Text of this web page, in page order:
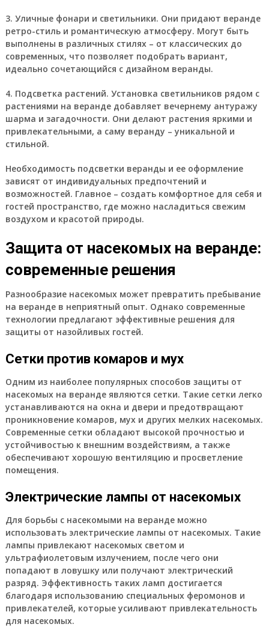
3. Уличные фонари и светильники. Они придают веранде
ретро-стиль и романтическую атмосферу. Могут быть
выполнены в различных стилях – от классических до
современных, что позволяет подобрать вариант,
идеально сочетающийся с дизайном веранды.
4. Подсветка растений. Установка светильников рядом с
растениями на веранде добавляет вечернему антуражу
шарма и загадочности. Они делают растения яркими и
привлекательными, а саму веранду – уникальной и
стильной.
Необходимость подсветки веранды и ее оформление
зависят от индивидуальных предпочтений и
возможностей. Главное – создать комфортное для себя и
гостей пространство, где можно насладиться свежим
воздухом и красотой природы.
Защита от насекомых на веранде:
современные решения
Разнообразие насекомых может превратить пребывание
на веранде в неприятный опыт. Однако современные
технологии предлагают эффективные решения для
защиты от назойливых гостей.
Сетки против комаров и мух
Одним из наиболее популярных способов защиты от
насекомых на веранде являются сетки. Такие сетки легко
устанавливаются на окна и двери и предотвращают
проникновение комаров, мух и других мелких насекомых.
Современные сетки обладают высокой прочностью и
устойчивостью к внешним воздействиям, а также
обеспечивают хорошую вентиляцию и просветление
помещения.
Электрические лампы от насекомых
Для борьбы с насекомыми на веранде можно
использовать электрические лампы от насекомых. Такие
лампы привлекают насекомых светом и
ультрафиолетовым излучением, после чего они
попадают в ловушку или получают электрический
разряд. Эффективность таких ламп достигается
благодаря использованию специальных феромонов и
привлекателей, которые усиливают привлекательность
для насекомых.